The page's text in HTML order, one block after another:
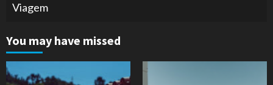
Viagem
You may have missed